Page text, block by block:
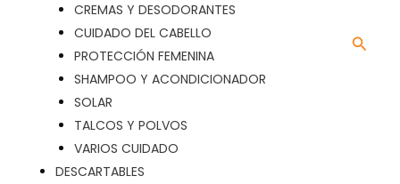
CREMAS Y DESODORANTES
CUIDADO DEL CABELLO
PROTECCIÓN FEMENINA
SHAMPOO Y ACONDICIONADOR
SOLAR
TALCOS Y POLVOS
VARIOS CUIDADO
DESCARTABLES